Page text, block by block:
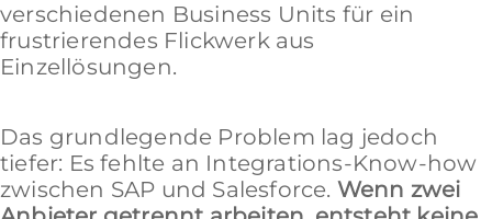
verschiedenen Business Units für ein
frustrierendes Flickwerk aus
Einzellösungen.
Das grundlegende Problem lag jedoch
tiefer: Es fehlte an Integrations-Know-how
zwischen SAP und Salesforce. Wenn zwei